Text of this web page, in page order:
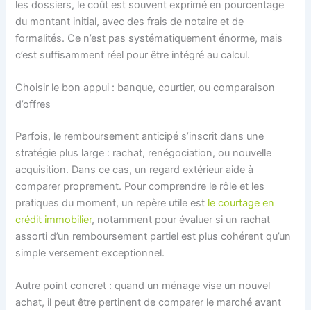
les dossiers, le coût est souvent exprimé en pourcentage
du montant initial, avec des frais de notaire et de
formalités. Ce n’est pas systématiquement énorme, mais
c’est suffisamment réel pour être intégré au calcul.
Choisir le bon appui : banque, courtier, ou comparaison
d’offres
Parfois, le remboursement anticipé s’inscrit dans une
stratégie plus large : rachat, renégociation, ou nouvelle
acquisition. Dans ce cas, un regard extérieur aide à
comparer proprement. Pour comprendre le rôle et les
pratiques du moment, un repère utile est le courtage en
crédit immobilier, notamment pour évaluer si un rachat
assorti d’un remboursement partiel est plus cohérent qu’un
simple versement exceptionnel.
Autre point concret : quand un ménage vise un nouvel
achat, il peut être pertinent de comparer le marché avant